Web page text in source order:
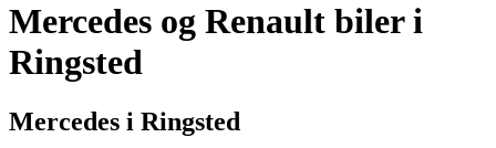
Mercedes og Renault biler i
Ringsted
Mercedes i Ringsted